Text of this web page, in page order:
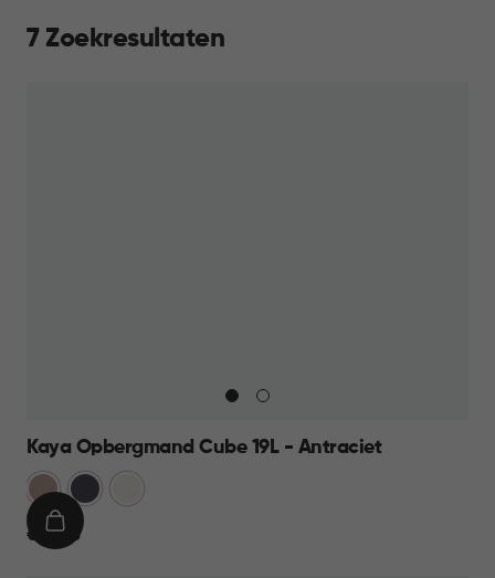
7 Zoekresultaten
Kaya Opbergmand Cube 19L - Antraciet
Warm
Taupe
Antraciet
€
€ 12,95
IN